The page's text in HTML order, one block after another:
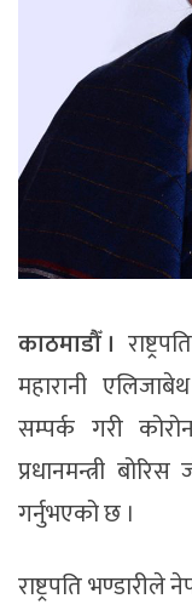
काठमाडौँ ।
महारानी
सम्पर्क गरी
प्रधानमन्त्री
गर्नुभएको छ ।
राष्ट्रपति